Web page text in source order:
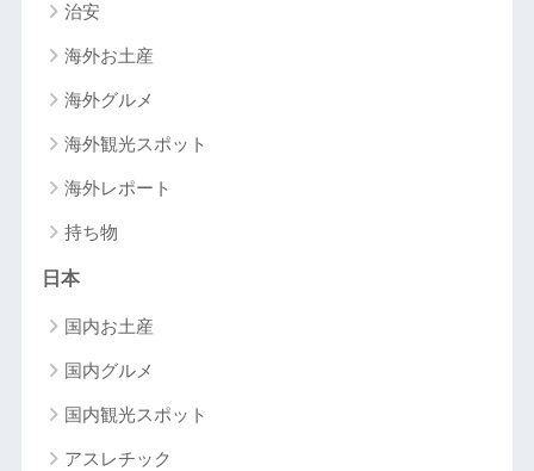
治安
海外お土産
海外グルメ
海外観光スポット
海外レポート
持ち物
日本
国内お土産
国内グルメ
国内観光スポット
アスレチック